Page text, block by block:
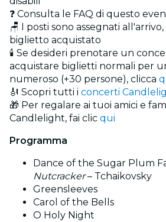
❓ Consulta le FAQ di questo
🪑 I posti sono assegnati
biglietto acquistato
🕯️ Se desideri prenotare un
acquistare biglietti normali per
numeroso (+30 persone), clicca
🎻 Scopri tutti i concerti
🎁 Per regalare ai tuoi amici e
Candlelight, fai clic qui
Programma
Dance of the Sugar Plum
Nutcracker– Tchaikovsky
Greensleeves
Carol of the Bells
O Holy Night